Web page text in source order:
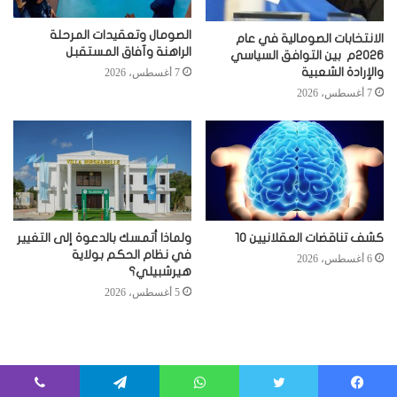
الانتخابات الصومالية في عام
2026م بين التوافق السياسي
والإرادة الشعبية
7 أغسطس، 2026
الصومال وتعقيدات المرحلة
الراهنة وآفاق المستقبل
7 أغسطس، 2026
كشف تناقضات العقلانيين 10
6 أغسطس، 2026
ولماذا أتمسك بالدعوة إلى التغيير
في نظام الحكم بولاية
هيرشبيلي؟
5 أغسطس، 2026